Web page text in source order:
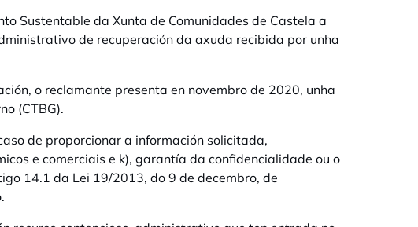
Sustentable da Xunta de Comunidades de Castela a
de recuperación da axuda recibida por unha
o reclamante presenta en novembro de 2020, unha
(CTBG).
de proporcionar a información solicitada,
e comerciais e k), garantía da confidencialidade ou o
14.1 da Lei 19/2013, do 9 de decembro, de